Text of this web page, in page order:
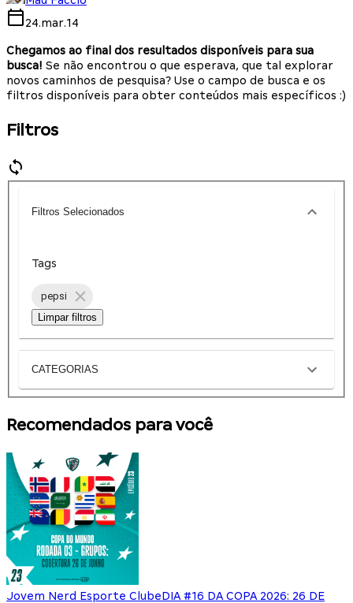
24.mar.14
Chegamos ao final dos resultados disponíveis para sua
busca! Se não encontrou o que esperava, que tal explorar
novos caminhos de pesquisa? Use o campo de busca e os
filtros disponíveis para obter conteúdos mais específicos :)
Filtros
Filtros Selecionados
Tags
pepsi
Limpar filtros
CATEGORIAS
Recomendados para você
Jovem Nerd Esporte ClubeDIA #16 DA COPA 2026: 26 DE